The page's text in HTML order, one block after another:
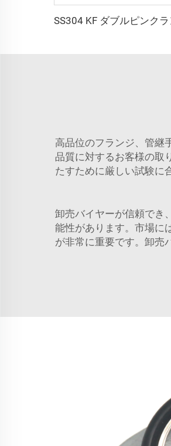
高品位のフランジ、管継
品質に対するお客様の取
たすために厳しい試験に
卸売バイヤーが信頼でき
能性があります。市場に
が非常に重要です。卸売